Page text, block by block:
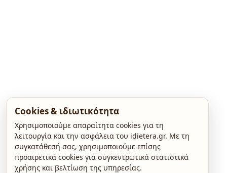
Cookies & ιδιωτικότητα
Χρησιμοποιούμε απαραίτητα cookies για τη
λειτουργία και την ασφάλεια του idietera.gr. Με τη
συγκατάθεσή σας, χρησιμοποιούμε επίσης
προαιρετικά cookies για συγκεντρωτικά στατιστικά
χρήσης και βελτίωση της υπηρεσίας.